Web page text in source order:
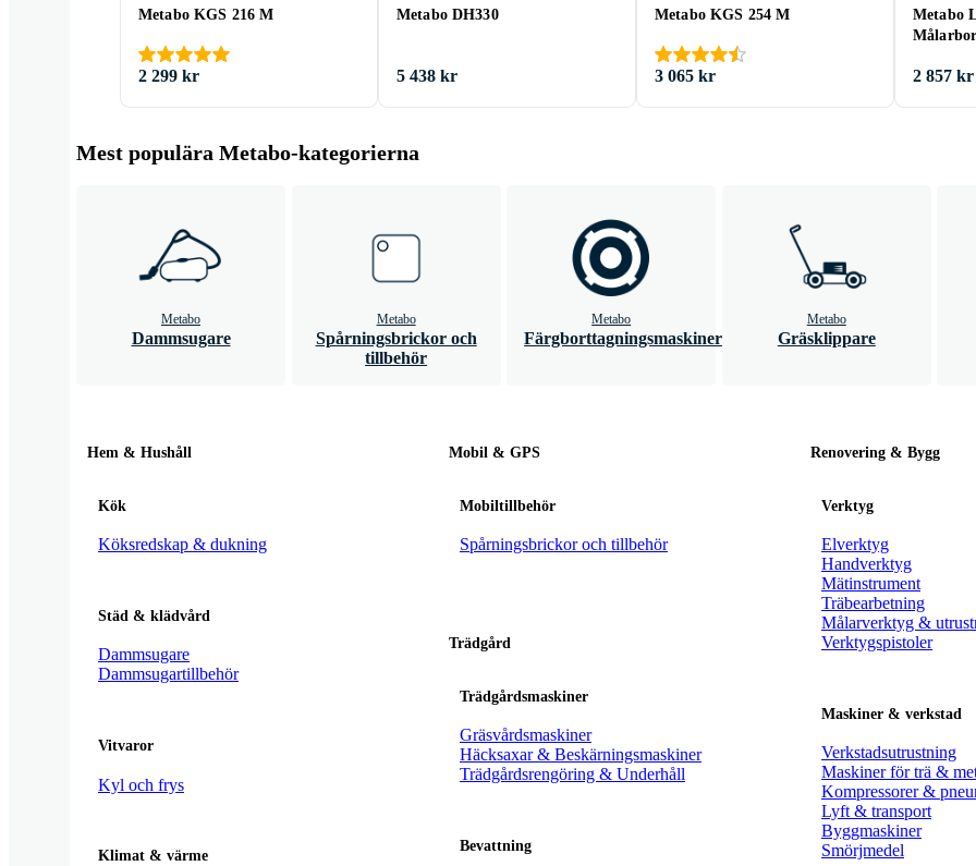
Metabo KGS 216 M
2 299 kr
Metabo DH330
5 438 kr
Metabo KGS 254 M
3 065 kr
Metabo
2 857 kr
Mest populära Metabo-kategorierna
Metabo
Dammsugare
Metabo
Spårningsbrickor och
tillbehör
Metabo
Färgborttagningsmaskiner
Metabo
Gräsklippare
Hem & Hushåll
Kök
Köksredskap & dukning
Städ & klädvård
Dammsugare
Dammsugartillbehör
Vitvaror
Kyl och frys
Klimat & värme
Mobil & GPS
Mobiltillbehör
Spårningsbrickor och tillbehör
Trädgård
Trädgårdsmaskiner
Gräsvårdsmaskiner
Häcksaxar & Beskärningsmaskiner
Trädgårdsrengöring & Underhåll
Bevattning
Renovering & Bygg
Verktyg
Elverktyg
Handverktyg
Mätinstrument
Träbearbetning
Målarverktyg &
Verktygspistoler
Maskiner & verkstad
Verkstadsutrustning
Maskiner för trä &
Kompressorer &
Lyft & transport
Byggmaskiner
Smörjmedel